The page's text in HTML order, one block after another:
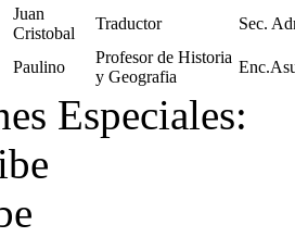
Juan
Cristobal
Traductor Sec.
Paulino
Profesor de Historia
y Geografia
Especiales: